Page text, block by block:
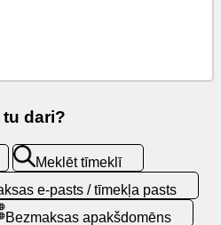
tu dari?
Meklēt tīmeklī
e-pasts / tīmekļa pasts
Bezmaksas apakšdomēns